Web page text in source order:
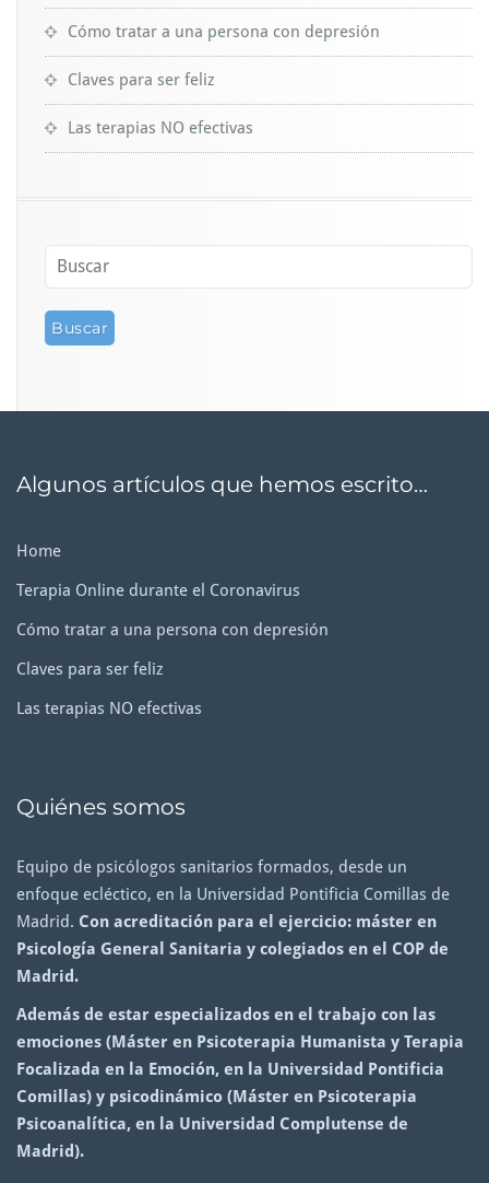
Cómo tratar a una persona con depresión
Claves para ser feliz
Las terapias NO efectivas
Algunos artículos que hemos escrito…
Home
Terapia Online durante el Coronavirus
Cómo tratar a una persona con depresión
Claves para ser feliz
Las terapias NO efectivas
Quiénes somos
Equipo de psicólogos sanitarios formados, desde un
enfoque ecléctico, en la Universidad Pontificia Comillas de
Madrid. Con acreditación para el ejercicio: máster en
Psicología General Sanitaria y colegiados en el COP de
Madrid.
Además de estar especializados en el trabajo con las
emociones (Máster en Psicoterapia Humanista y Terapia
Focalizada en la Emoción, en la Universidad Pontificia
Comillas) y psicodinámico (Máster en Psicoterapia
Psicoanalítica, en la Universidad Complutense de
Madrid).